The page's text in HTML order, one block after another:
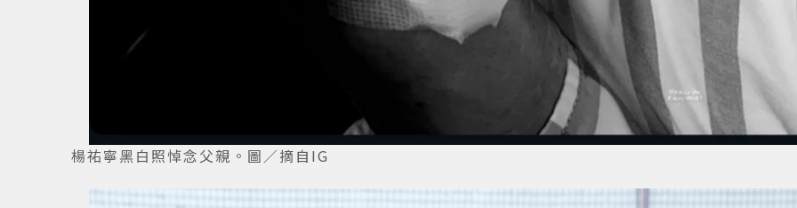
楊祐寧黑白照悼念父親。圖／摘自IG